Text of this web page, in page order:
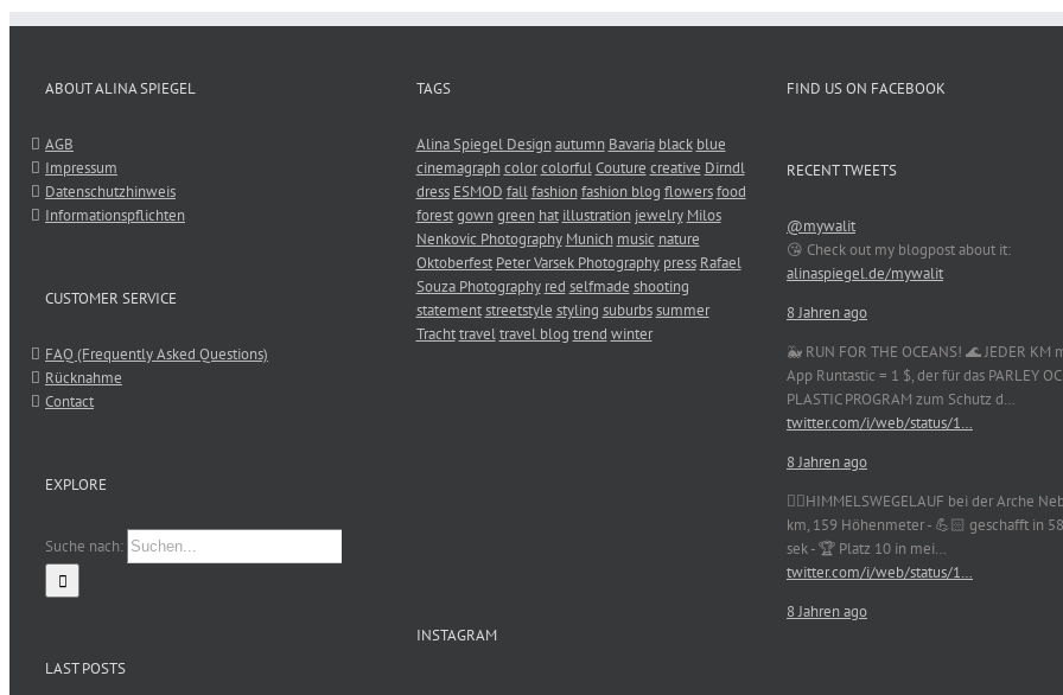
ABOUT ALINA SPIEGEL
AGB
Impressum
Datenschutzhinweis
Informationspflichten
CUSTOMER SERVICE
FAQ (Frequently Asked Questions)
Rücknahme
Contact
EXPLORE
Suche nach:
LAST POSTS
TAGS
Alina Spiegel Design autumn Bavaria black blue
cinemagraph color colorful Couture creative Dirndl
dress ESMOD fall fashion fashion blog flowers food
forest gown green hat illustration jewelry Milos
Nenkovic Photography Munich music nature
Oktoberfest Peter Varsek Photography press Rafael
Souza Photography red selfmade shooting
statement streetstyle styling suburbs summer
Tracht travel travel blog trend winter
FIND US ON FACEBOOK
RECENT TWEETS
@mywalit
😘 Check out my blogpost about it:
alinaspiegel.de/mywalit
8 Jahren ago
🐳 RUN FOR THE OCEANS! 🌊 JEDER KM
App Runtastic = 1 $, der für das PARLEY
PLASTIC PROGRAM zum Schutz d…
twitter.com/i/web/status/1…
8 Jahren ago
🏃‍♀️HIMMELSWEGELAUF bei der Arche
km, 159 Höhenmeter - 💪🏻 geschafft in
sek - 🏆 Platz 10 in mei…
twitter.com/i/web/status/1…
8 Jahren ago
INSTAGRAM